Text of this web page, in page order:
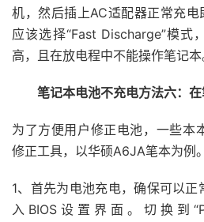
机，然后插上AC适配器正常充电
应该选择“Fast Discharge”模式
高，且在放电程中不能操作笔记本
笔记本电池不充电方法六：在
为了方便用户修正电池，一些本
修正工具，以华硕A6JA笔本为例。
1、首先为电池充电，确保可以
入BIOS设置界面。切换到